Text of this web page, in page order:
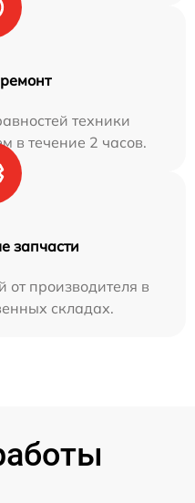
техники
в течение 2 часов.
запчасти
от производителя в
складах.